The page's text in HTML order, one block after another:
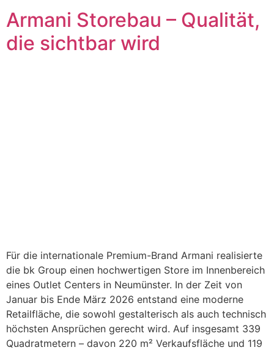
Armani Storebau – Qualität,
die sichtbar wird
Für die internationale Premium-Brand Armani realisierte
die bk Group einen hochwertigen Store im Innenbereich
eines Outlet Centers in Neumünster. In der Zeit von
Januar bis Ende März 2026 entstand eine moderne
Retailfläche, die sowohl gestalterisch als auch technisch
höchsten Ansprüchen gerecht wird. Auf insgesamt 339
Quadratmetern – davon 220 m² Verkaufsfläche und 119